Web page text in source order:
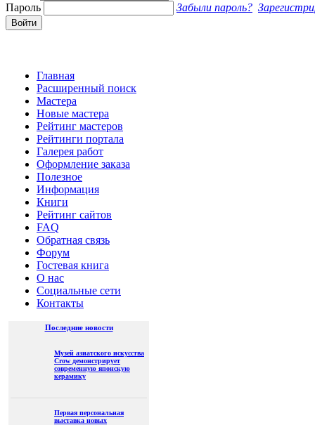
Пароль
Забыли пароль?
Войти
Главная
Расширенный поиск
Мастера
Новые мастера
Рейтинг мастеров
Рейтинги портала
Галерея работ
Оформление заказа
Полезное
Информация
Книги
Рейтинг сайтов
FAQ
Обратная связь
Форум
Гостевая книга
О нас
Социальные сети
Контакты
Последние новости
Музей азиатского искусства
Crow демонстрирует
современную японскую
керамику
Первая персональная
выставка новых